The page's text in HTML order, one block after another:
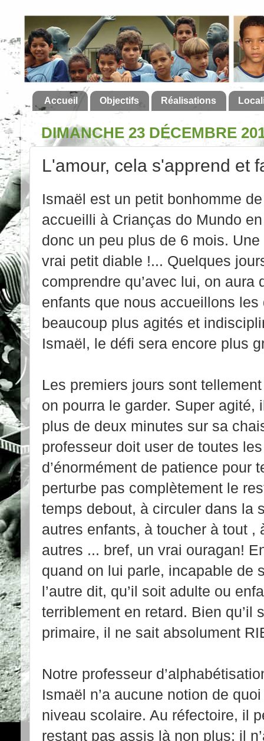
Accueil Objectifs Réalisations
DIMANCHE 23 DÉCEMBRE
L'amour, cela s'apprend et
Ismaël est un petit bonhomme
accueilli à Crianças do Mundo
donc un peu plus de 6 mois.
vrai petit diable !... Quelques
comprendre qu’avec lui, on
enfants que nous accueillons
beaucoup plus agités et
Ismaël, le défi sera encore plus
Les premiers jours sont
on pourra le garder. Super
plus de deux minutes sur sa
professeur doit user de toutes
d’énormément de patience pour
perturbe pas complètement le
temps debout, à circuler dans la
autres enfants, à toucher à tout ,
autres ... bref, un vrai ouragan!
quand on lui parle, incapable de
l’autre dit, qu’il soit adulte ou
terriblement en retard. Bien qu’il
primaire, il ne sait absolument
Notre professeur
Ismaël n’a aucune notion de
niveau scolaire. Au réfectoire, il
restant pas assis là non plus; il